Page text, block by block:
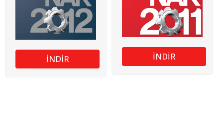
İNDİR İNDİR